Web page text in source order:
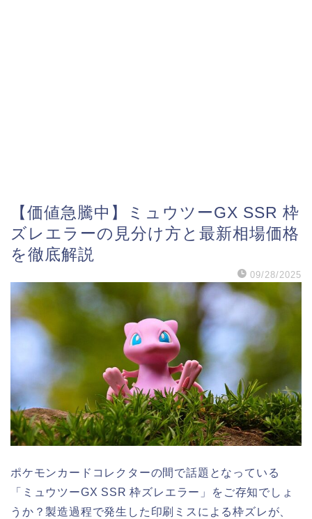
【価値急騰中】ミュウツーGX SSR 枠
ズレエラーの見分け方と最新相場価格
を徹底解説
09/28/2025
ポケモンカードコレクターの間で話題となっている
「ミュウツーGX SSR 枠ズレエラー」をご存知でしょ
うか？製造過程で発生した印刷ミスによる枠ズレが、